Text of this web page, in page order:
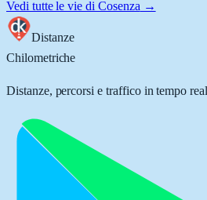
Vedi tutte le vie di Cosenza →
Distanze
Chilometriche
Distanze, percorsi e traffico in tempo